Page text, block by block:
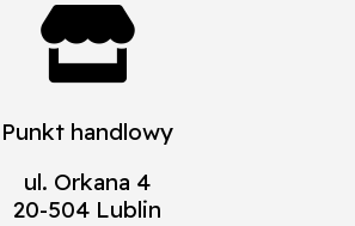

Punkt handlowy
ul. Orkana 4
20-504 Lublin